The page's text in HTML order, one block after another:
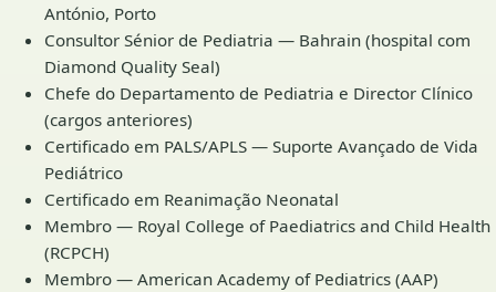
António, Porto
Consultor Sénior de Pediatria — Bahrain (hospital com
Diamond Quality Seal)
Chefe do Departamento de Pediatria e Director Clínico
(cargos anteriores)
Certificado em PALS/APLS — Suporte Avançado de Vida
Pediátrico
Certificado em Reanimação Neonatal
Membro — Royal College of Paediatrics and Child Health
(RCPCH)
Membro — American Academy of Pediatrics (AAP)